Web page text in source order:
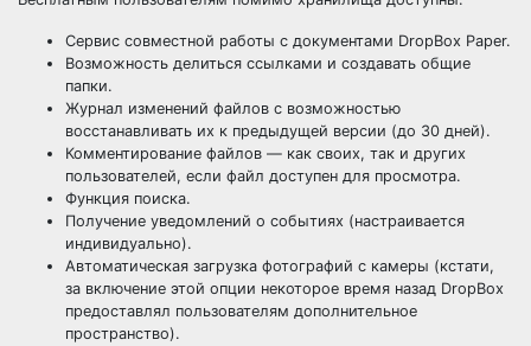
Сервис совместной работы с документами DropBox Paper.
Возможность делиться ссылками и создавать общие
папки.
Журнал изменений файлов с возможностью
восстанавливать их к предыдущей версии (до 30 дней).
Комментирование файлов — как своих, так и других
пользователей, если файл доступен для просмотра.
Функция поиска.
Получение уведомлений о событиях (настраивается
индивидуально).
Автоматическая загрузка фотографий с камеры (кстати,
за включение этой опции некоторое время назад DropBox
предоставлял пользователям дополнительное
пространство).